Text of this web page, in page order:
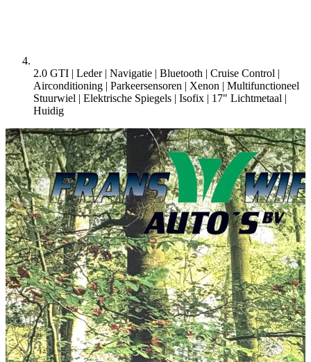
2.0 GTI | Leder | Navigatie | Bluetooth | Cruise Control |
Airconditioning | Parkeersensoren | Xenon | Multifunctioneel
Stuurwiel | Elektrische Spiegels | Isofix | 17" Lichtmetaal |
Huidig